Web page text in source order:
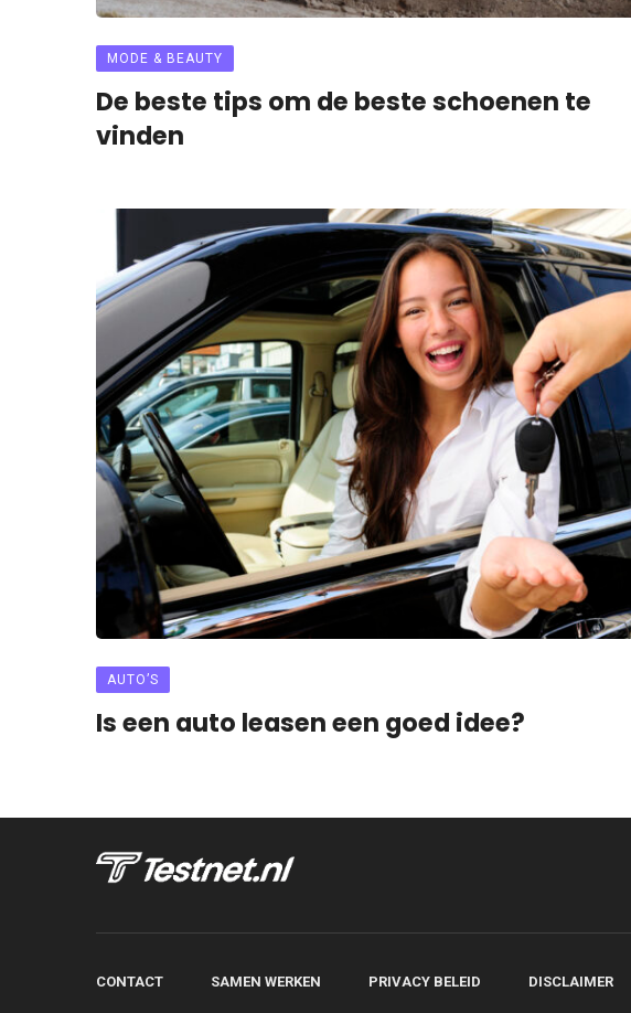
MODE & BEAUTY
De beste tips om de beste schoenen te
vinden
AUTO’S
Is een auto leasen een goed idee?
CONTACT SAMEN WERKEN PRIVACY BELEID DISCLAIMER